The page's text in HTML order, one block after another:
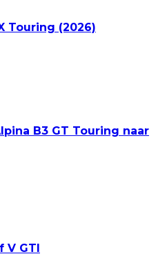
Touring (2026)
B3 GT Touring naar
V GTI